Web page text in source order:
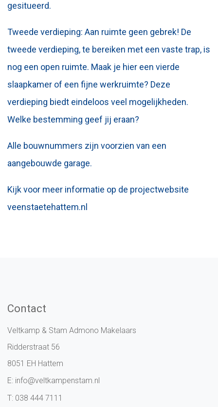
gesitueerd.
Tweede verdieping: Aan ruimte geen gebrek! De
tweede verdieping, te bereiken met een vaste trap, is
nog een open ruimte. Maak je hier een vierde
slaapkamer of een fijne werkruimte? Deze
verdieping biedt eindeloos veel mogelijkheden.
Welke bestemming geef jij eraan?
Alle bouwnummers zijn voorzien van een
aangebouwde garage.
Kijk voor meer informatie op de projectwebsite
veenstaetehattem.nl
Contact
Veltkamp & Stam Admono Makelaars
Ridderstraat 56
8051 EH Hattem
E: info@veltkampenstam.nl
T: 038 444 7111